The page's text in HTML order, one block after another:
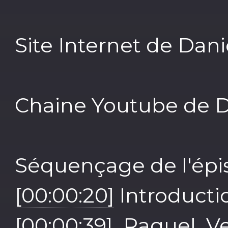
Site Internet de
Chaine Youtube de
Séquençage de
[00:00:20]